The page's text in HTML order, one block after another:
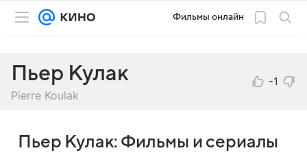
Фильмы онлайн
Пьер Кулак
Pierre Koulak
-1
Пьер Кулак: Фильмы и сериалы